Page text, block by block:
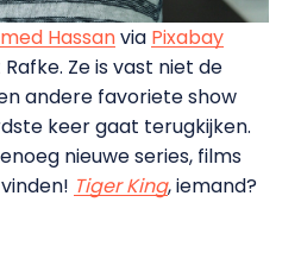
Hassanvia Pixabay
Ze is vast niet de
andere favoriete show
keer gaat terugkijken.
nieuwe series, films
Tiger King, iemand?